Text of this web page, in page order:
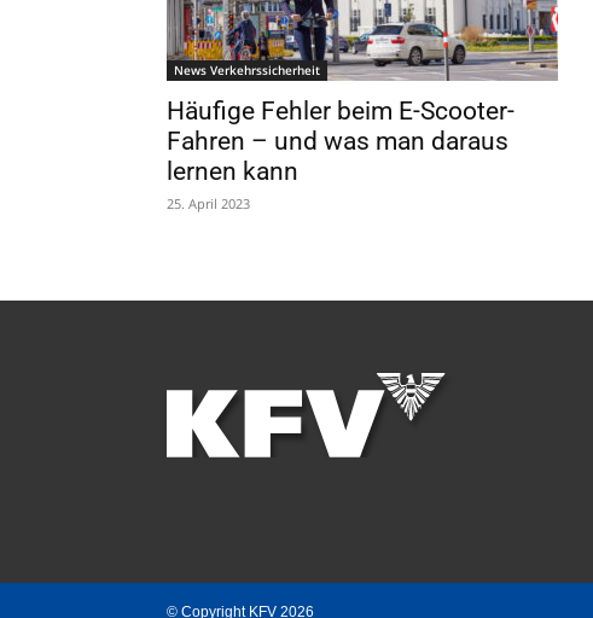
News Verkehrssicherheit
Häufige Fehler beim E-Scooter-
Fahren – und was man daraus
lernen kann
25. April 2023
© Copyright KFV 2026